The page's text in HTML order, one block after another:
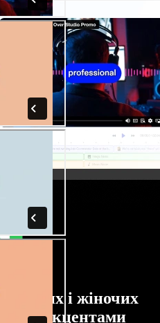
і жіночих
акцентами